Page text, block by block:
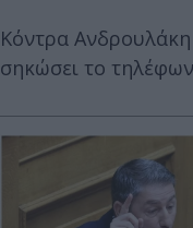
Κόντρα
σηκώσει το